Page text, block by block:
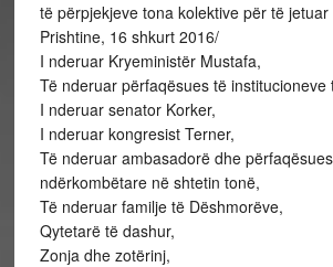
të përpjekjeve tona kolektive për të
Prishtine, 16 shkurt 2016/
I nderuar Kryeministër Mustafa,
Të nderuar përfaqësues të institucioneve
I nderuar senator Korker,
I nderuar kongresist Terner,
Të nderuar ambasadorë dhe
ndërkombëtare në shtetin tonë,
Të nderuar familje të Dëshmorëve,
Qytetarë të dashur,
Zonja dhe zotërinj,